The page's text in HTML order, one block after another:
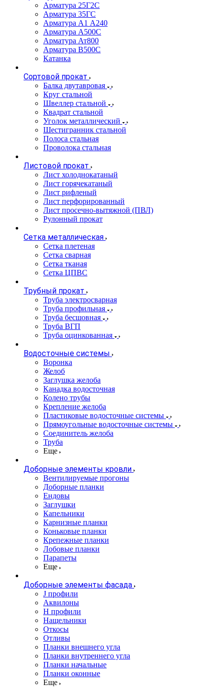
Арматура 25Г2С
Арматура 35ГС
Арматура А1 А240
Арматура А500С
Арматура Ат800
Арматура В500С
Катанка
Сортовой прокат
Балка двутавровая
Круг стальной
Швеллер стальной
Квадрат стальной
Уголок металлический
Шестигранник стальной
Полоса стальная
Проволока стальная
Листовой прокат
Лист холоднокатаный
Лист горячекатаный
Лист рифленый
Лист перфорированный
Лист просечно-вытяжной (ПВЛ)
Рулонный прокат
Сетка металлическая
Сетка плетеная
Сетка сварная
Сетка тканая
Сетка ЦПВС
Трубный прокат
Труба электросварная
Труба профильная
Труба бесшовная
Труба ВГП
Труба оцинкованная
Водосточные системы
Воронка
Желоб
Заглушка желоба
Канадка водосточная
Колено трубы
Крепление желоба
Пластиковые водосточные системы
Прямоугольные водосточные системы
Соединитель желоба
Труба
Еще
Доборные элементы кровли
Вентилируемые прогоны
Доборные планки
Ендовы
Заглушки
Капельники
Карнизные планки
Коньковые планки
Крепежные планки
Лобовые планки
Парапеты
Еще
Доборные элементы фасада
J профили
Аквилоны
Н профили
Нащельники
Откосы
Отливы
Планки внешнего угла
Планки внутреннего угла
Планки начальные
Планки оконные
Еще